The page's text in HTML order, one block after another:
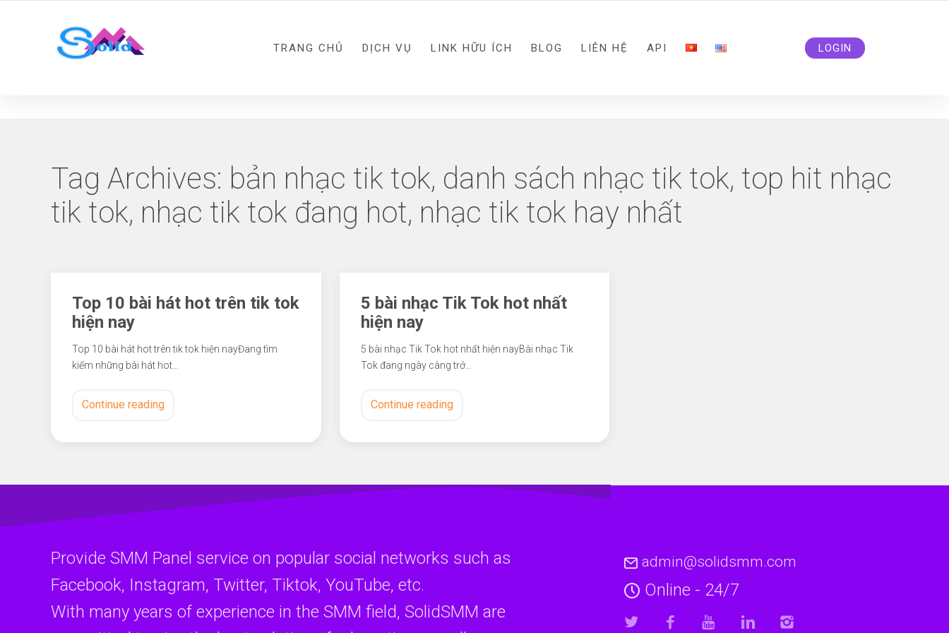
TRANG CHỦ DỊCH VỤ LINK HỮU ÍCH BLOG LIÊN HỆ API LOGIN
Tag Archives: bản nhạc tik tok, danh sách nhạc tik tok, top hit nhạc
tik tok, nhạc tik tok đang hot, nhạc tik tok hay nhất
Top 10 bài hát hot trên tik tok
hiện nay
Top 10 bài hát hot trên tik tok hiện nayĐang tìm
kiếm những bài hát hot…
Continue reading
5 bài nhạc Tik Tok hot nhất
hiện nay
5 bài nhạc Tik Tok hot nhất hiện nayBài nhạc Tik
Tok đang ngày càng trở…
Continue reading
Provide SMM Panel service on popular social networks such as
Facebook, Instagram, Twitter, Tiktok, YouTube, etc.
With many years of experience in the SMM field, SolidSMM are
admin@solidsmm.com
Online - 24/7